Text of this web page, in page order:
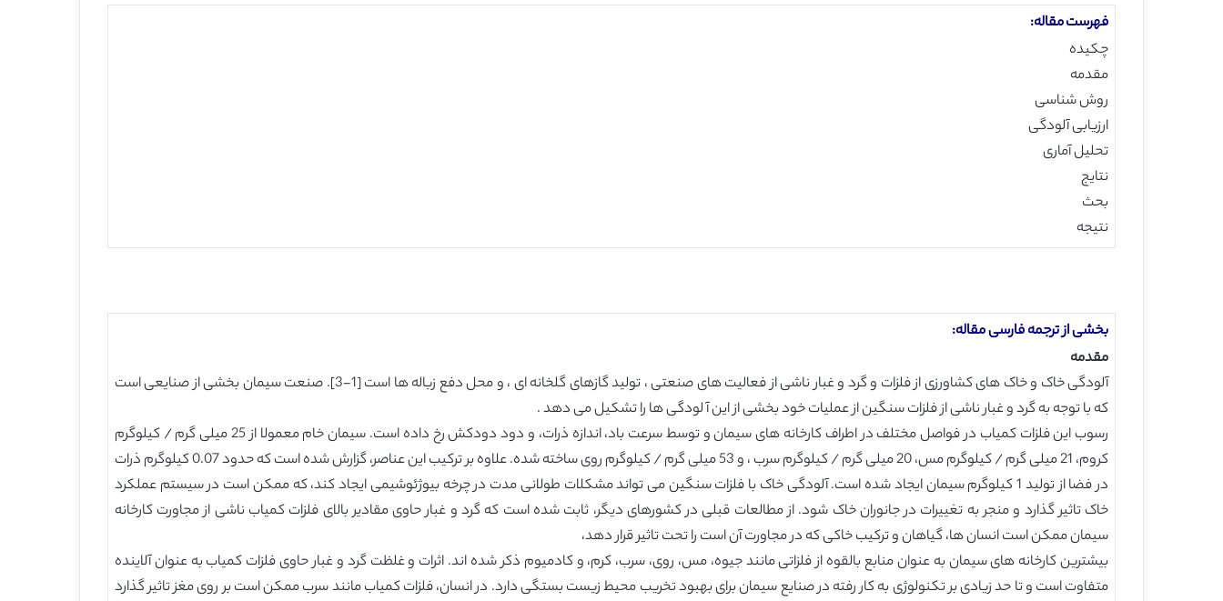
فهرست مقاله:
چکیده
مقدمه
روش شناسی
ارزیابی آلودگی
تحلیل آماری
نتایج
بحث
نتیجه
بخشی از ترجمه فارسی مقاله:
مقدمه
آلودگی خاک و خاک های کشاورزی از فلزات و گرد و غبار ناشی از فعالیت های صنعتی ، تولید گازهای گلخانه ای ، و محل دفع زباله ها است [1-3]. صنعت سیمان بخشی از صنایعی است
که با توجه به گرد و غبار ناشی از فلزات سنگین از عملیات خود بخشی از این آ لودگی ها را تشکیل می دهد .
رسوب این فلزات کمیاب در فواصل مختلف در اطراف کارخانه های سیمان و توسط سرعت باد، اندازه ذرات، و دود دودکش رخ داده است. سیمان خام معمولا از 25 میلی گرم / کیلوگرم
کروم، 21 میلی گرم / کیلوگرم مس، 20 میلی گرم / کیلوگرم سرب ، و 53 میلی گرم / کیلوگرم روی ساخته شده. علاوه بر ترکیب این عناصر، گزارش شده است که حدود 0.07 کیلوگرم ذرات
در فضا از تولید 1 کیلوگرم سیمان ایجاد شده است. آلودگی خاک با فلزات سنگین می تواند مشکلات طولانی مدت در چرخه بیوژئوشیمی ایجاد کند، که ممکن است در سیستم عملکرد
خاک تاثیر گذارد و منجر به تغییرات در جانوران خاک شود. از مطالعات قبلی در کشورهای دیگر، ثابت شده است که گرد و غبار حاوی مقادیر بالای فلزات کمیاب ناشی از مجاورت کارخانه
سیمان ممکن است انسان ها، گیاهان و ترکیب خاکی که در مجاورت آن است را تحت تاثیر قرار دهد،
بیشترین کارخانه های سیمان به عنوان منابع بالقوه از فلزاتی مانند جیوه، مس، روی، سرب، کرم، و کادمیوم ذکر شده اند. اثرات و غلظت گرد و غبار حاوی فلزات کمیاب به عنوان آلاینده
متفاوت است و تا حد زیادی بر تکنولوژی به کار رفته در صنایع سیمان برای بهبود تخریب محیط زیست بستگی دارد. در انسان، فلزات کمیاب مانند سرب ممکن است بر روی مغز تاثیر گذارد